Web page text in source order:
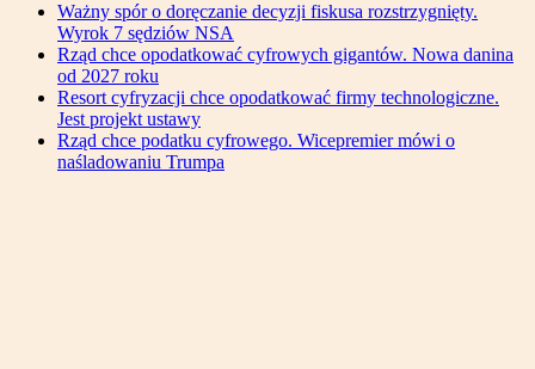
Ważny spór o doręczanie decyzji fiskusa rozstrzygnięty.
Wyrok 7 sędziów NSA
Rząd chce opodatkować cyfrowych gigantów. Nowa danina
od 2027 roku
Resort cyfryzacji chce opodatkować firmy technologiczne.
Jest projekt ustawy
Rząd chce podatku cyfrowego. Wicepremier mówi o
naśladowaniu Trumpa